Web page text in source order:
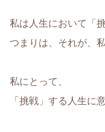
私は人生において「
つまりは、それが、
私にとって、
「挑戦」する人生に